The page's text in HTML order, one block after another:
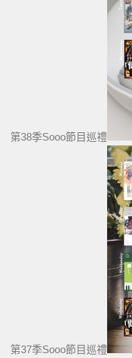
第38季Sooo節目巡禮
第37季Sooo節目巡禮